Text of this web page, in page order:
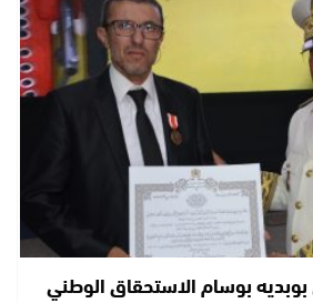
بوسام الاستحقاق الوطني